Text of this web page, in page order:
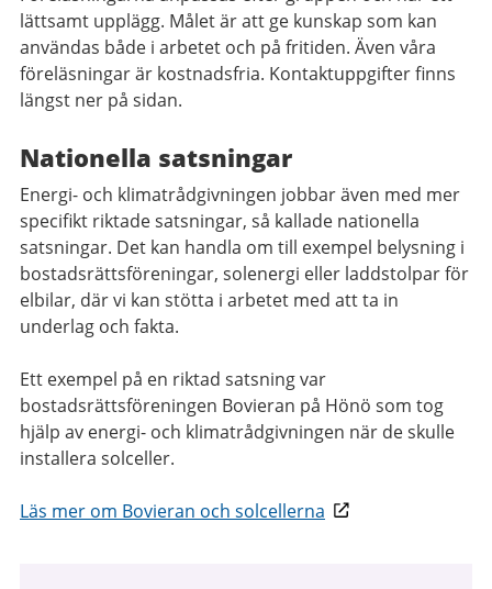
lättsamt upplägg. Målet är att ge kunskap som kan
användas både i arbetet och på fritiden. Även våra
föreläsningar är kostnadsfria. Kontaktuppgifter finns
längst ner på sidan.
Nationella satsningar
Energi- och klimatrådgivningen jobbar även med mer
specifikt riktade satsningar, så kallade nationella
satsningar. Det kan handla om till exempel belysning i
bostadsrättsföreningar, solenergi eller laddstolpar för
elbilar, där vi kan stötta i arbetet med att ta in
underlag och fakta.
Ett exempel på en riktad satsning var
bostadsrättsföreningen Bovieran på Hönö som tog
hjälp av energi- och klimatrådgivningen när de skulle
installera solceller.
Läs mer om Bovieran och solcellerna